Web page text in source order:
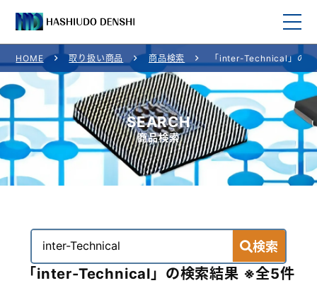
HOME
取り扱い商品
取り扱いメーカー一覧
ご利用案内
お問い合わせ
HOME 取り扱い商品 商品検索 「inter-Technical」の検
SEARCH
商品検索
検索
「inter-Technical」の検索結果 ※全5件